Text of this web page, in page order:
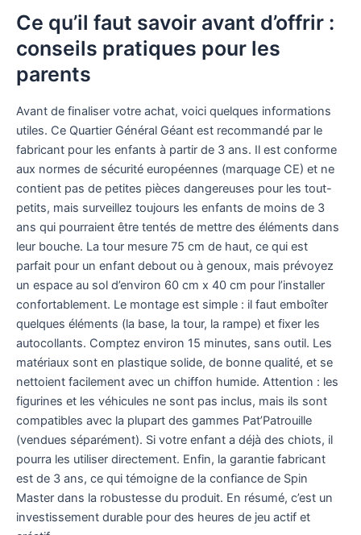
Ce qu’il faut savoir avant d’offrir :
conseils pratiques pour les
parents
Avant de finaliser votre achat, voici quelques informations
utiles. Ce Quartier Général Géant est recommandé par le
fabricant pour les enfants à partir de 3 ans. Il est conforme
aux normes de sécurité européennes (marquage CE) et ne
contient pas de petites pièces dangereuses pour les tout-
petits, mais surveillez toujours les enfants de moins de 3
ans qui pourraient être tentés de mettre des éléments dans
leur bouche. La tour mesure 75 cm de haut, ce qui est
parfait pour un enfant debout ou à genoux, mais prévoyez
un espace au sol d’environ 60 cm x 40 cm pour l’installer
confortablement. Le montage est simple : il faut emboîter
quelques éléments (la base, la tour, la rampe) et fixer les
autocollants. Comptez environ 15 minutes, sans outil. Les
matériaux sont en plastique solide, de bonne qualité, et se
nettoient facilement avec un chiffon humide. Attention : les
figurines et les véhicules ne sont pas inclus, mais ils sont
compatibles avec la plupart des gammes Pat’Patrouille
(vendues séparément). Si votre enfant a déjà des chiots, il
pourra les utiliser directement. Enfin, la garantie fabricant
est de 3 ans, ce qui témoigne de la confiance de Spin
Master dans la robustesse du produit. En résumé, c’est un
investissement durable pour des heures de jeu actif et